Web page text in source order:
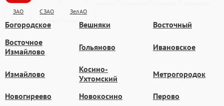
ЗАО СЗАО ЗелАО
Богородское Вешняки
Восточный
Восточное
Измайлово
Гольяново Ивановское
Измайлово
Косино-
Ухтомский
Метрогородок
Новогиреево Новокосино Перово